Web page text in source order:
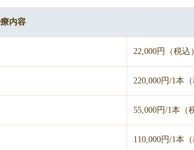
内容
22,000円（税込）
220,000円/1本（
55,000円/1本（
110,000円/1本（